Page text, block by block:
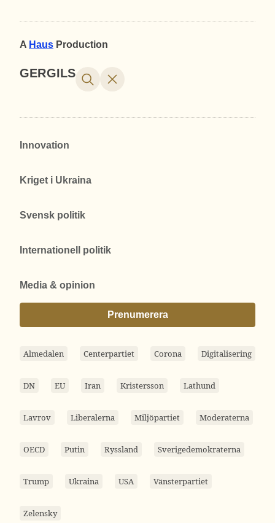
A Haus Production
GERGILS
Innovation
Kriget i Ukraina
Svensk politik
Internationell politik
Media & opinion
Prenumerera
Almedalen Centerpartiet Corona Digitalisering
DN EU Iran Kristersson Lathund
Lavrov Liberalerna Miljöpartiet Moderaterna
OECD Putin Ryssland Sverigedemokraterna
Trump Ukraina USA Vänsterpartiet
Zelensky